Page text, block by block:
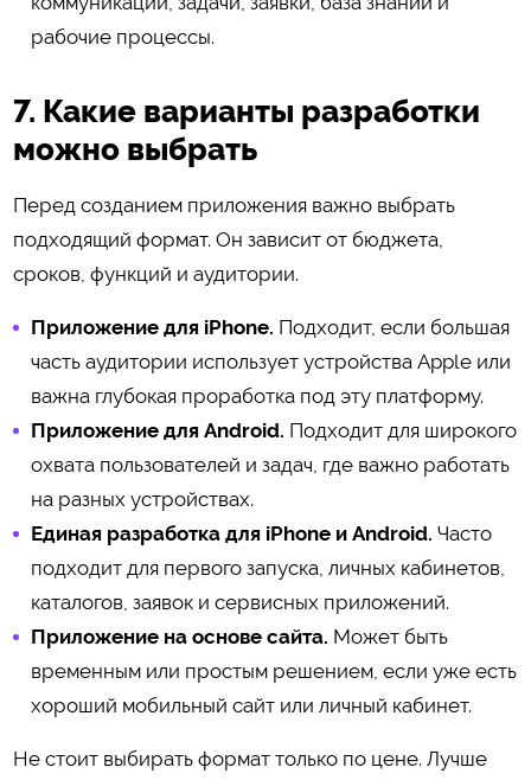
рабочие процессы.
7. Какие варианты разработки
можно выбрать
Перед созданием приложения важно выбрать
подходящий формат. Он зависит от бюджета,
сроков, функций и аудитории.
Приложение для iPhone. Подходит, если большая
часть аудитории использует устройства Apple или
важна глубокая проработка под эту платформу.
Приложение для Android. Подходит для широкого
охвата пользователей и задач, где важно работать
на разных устройствах.
Единая разработка для iPhone и Android. Часто
подходит для первого запуска, личных кабинетов,
каталогов, заявок и сервисных приложений.
Приложение на основе сайта. Может быть
временным или простым решением, если уже есть
хороший мобильный сайт или личный кабинет.
Не стоит выбирать формат только по цене. Лучше